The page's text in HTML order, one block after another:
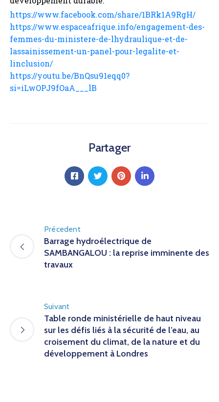
https://www.facebook.com/share/1BRk1A9RgH/
https://www.espaceafrique.info/engagement-des-
femmes-du-ministere-de-lhydraulique-et-de-
lassainissement-un-panel-pour-legalite-et-
linclusion/
https://youtu.be/BnQsu91eqq0?
si=iLwOPJ9fOaA___lB
Partager
Précedent
Barrage hydroélectrique de
SAMBANGALOU : la reprise imminente des
travaux
Suivant
Table ronde ministérielle de haut niveau
sur les défis liés à la sécurité de l’eau, au
croisement du climat, de la nature et du
développement à Londres